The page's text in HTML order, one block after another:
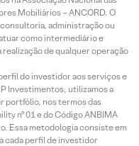
Mobiliários – ANCORD. O
administração ou
como intermediário e
de qualquer operação
do investidor aos serviços e
Investimentos, utilizamos a
portfólio, nos termos das
nº 01 e do Código ANBIMA
Essa metodologia consiste em
cada perfil de investidor